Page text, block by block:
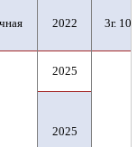
2022 3г.
2025
2025